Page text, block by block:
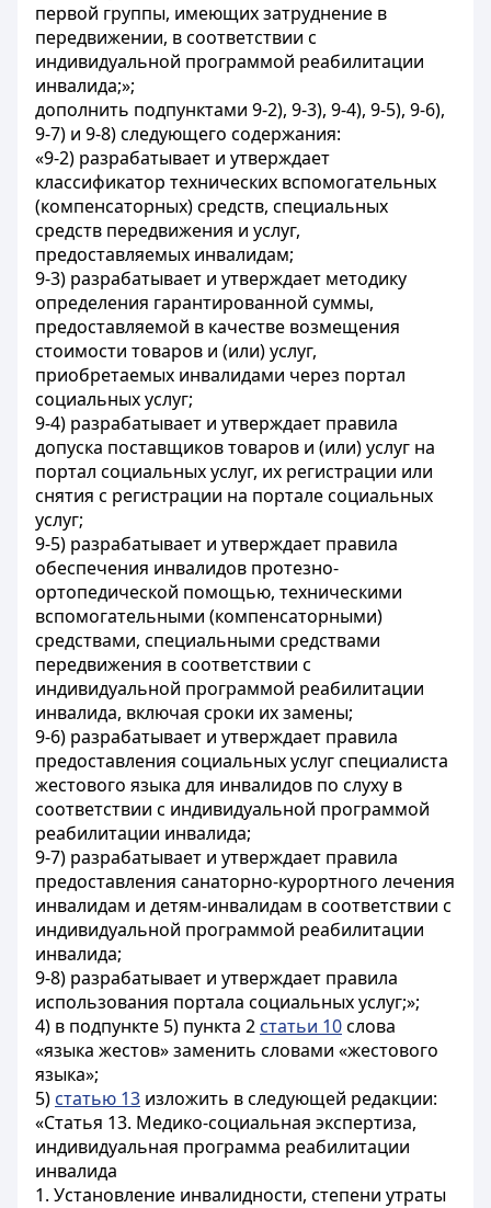
первой группы, имеющих затруднение в
передвижении, в соответствии с
индивидуальной программой реабилитации
инвалида;»;
дополнить подпунктами 9-2), 9-3), 9-4), 9-5), 9-6),
9-7) и 9-8) следующего содержания:
«9-2) разрабатывает и утверждает
классификатор технических вспомогательных
(компенсаторных) средств, специальных
средств передвижения и услуг,
предоставляемых инвалидам;
9-3) разрабатывает и утверждает методику
определения гарантированной суммы,
предоставляемой в качестве возмещения
стоимости товаров и (или) услуг,
приобретаемых инвалидами через портал
социальных услуг;
9-4) разрабатывает и утверждает правила
допуска поставщиков товаров и (или) услуг на
портал социальных услуг, их регистрации или
снятия с регистрации на портале социальных
услуг;
9-5) разрабатывает и утверждает правила
обеспечения инвалидов протезно-
ортопедической помощью, техническими
вспомогательными (компенсаторными)
средствами, специальными средствами
передвижения в соответствии с
индивидуальной программой реабилитации
инвалида, включая сроки их замены;
9-6) разрабатывает и утверждает правила
предоставления социальных услуг специалиста
жестового языка для инвалидов по слуху в
соответствии с индивидуальной программой
реабилитации инвалида;
9-7) разрабатывает и утверждает правила
предоставления санаторно-курортного лечения
инвалидам и детям-инвалидам в соответствии с
индивидуальной программой реабилитации
инвалида;
9-8) разрабатывает и утверждает правила
использования портала социальных услуг;»;
4) в подпункте 5) пункта 2 статьи 10слова
«языка жестов» заменить словами «жестового
языка»;
5) статью 13 изложить в следующей редакции:
«Статья 13. Медико-социальная экспертиза,
индивидуальная программа реабилитации
инвалида
1. Установление инвалидности, степени утраты